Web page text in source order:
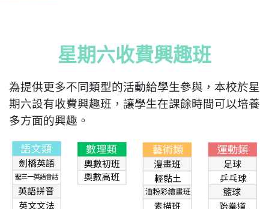
星期六收費興趣班
為提供更多不同類型的活動給學生參與，本校於星
期六設有收費興趣班，讓學生在課餘時間可以培養
多方面的興趣。